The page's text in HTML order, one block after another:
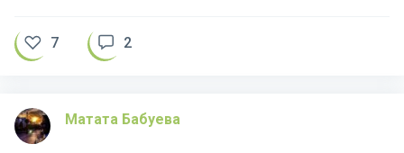
Матата Бабуева